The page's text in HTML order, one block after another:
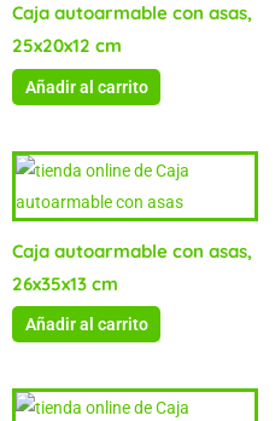
Caja autoarmable con asas,
25x20x12 cm
Añadir al carrito
Caja autoarmable con asas,
26x35x13 cm
Añadir al carrito